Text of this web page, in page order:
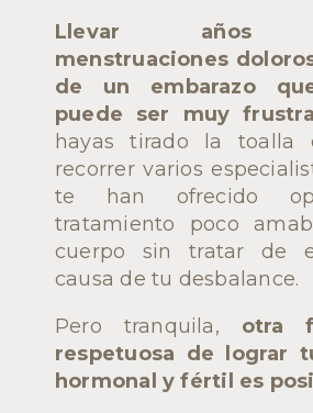
Llevar años
menstruaciones
de un embarazo
puede ser muy
hayas tirado la toalla
recorrer varios
te han ofrecido
tratamiento poco
cuerpo sin tratar de
causa de tu desbalance.
Pero tranquila, otra
respetuosa de lograr
hormonal y fértil es